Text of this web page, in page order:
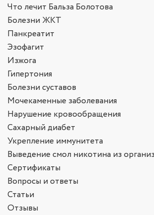
Что лечит Бальза Болотова
Болезни ЖКТ
Панкреатит
Эзофагит
Изжога
Гипертония
Болезни суставов
Мочекаменные заболевания
Нарушение кровообращения
Сахарный диабет
Укрепление иммунитета
Выведение смол никотина из
Сертификаты
Вопросы и ответы
Статьи
Отзывы